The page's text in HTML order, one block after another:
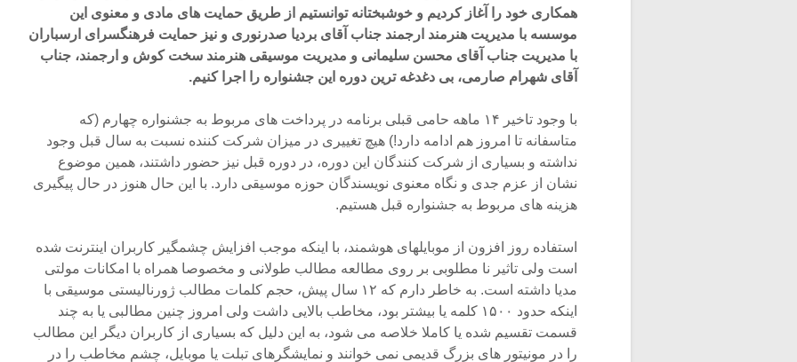
همکاری خود را آغاز کردیم و خوشبختانه توانستیم از طریق حمایت های مادی و معنوی این
موسسه با مدیریت هنرمند ارجمند جناب آقای بردیا صدرنوری و نیز حمایت فرهنگسرای ارسباران
با مدیریت جناب آقای محسن سلیمانی و مدیریت موسیقی هنرمند سخت کوش و ارجمند، جناب
آقای شهرام صارمی، بی دغدغه ترین دوره این جشنواره را اجرا کنیم.
با وجود تاخیر ۱۴ ماهه حامی قبلی برنامه در پرداخت های مربوط به جشنواره چهارم (که
متاسفانه تا امروز هم ادامه دارد!) هیچ تغییری در میزان شرکت کننده نسبت به سال قبل وجود
نداشته و بسیاری از شرکت کنندگان این دوره، در دوره قبل نیز حضور داشتند، همین موضوع
نشان از عزم جدی و نگاه معنوی نویسندگان حوزه موسیقی دارد. با این حال هنوز در حال پیگیری
هزینه های مربوط به جشنواره قبل هستیم.
استفاده روز افزون از موبایلهای هوشمند، با اینکه موجب افزایش چشمگیر کاربران اینترنت شده
است ولی تاثیر نا مطلوبی بر روی مطالعه مطالب طولانی و مخصوصا همراه با امکانات مولتی
مدیا داشته است. به خاطر دارم که ۱۲ سال پیش، حجم کلمات مطالب ژورنالیستی موسیقی با
اینکه حدود ۱۵۰۰ کلمه یا بیشتر بود، مخاطب بالایی داشت ولی امروز چنین مطالبی یا به چند
قسمت تقسیم شده یا کاملا خلاصه می شود، به این دلیل که بسیاری از کاربران دیگر این مطالب
را در مونیتور های بزرگ قدیمی نمی خوانند و نمایشگرهای تبلت یا موبایل، چشم مخاطب را در